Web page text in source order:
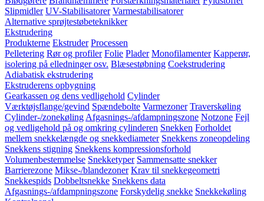
Slipmidler UV-Stabilisatorer Varmestabilisatorer
Alternative sprøjtestøbeteknikker
Ekstrudering
Produkterne Ekstruder Processen
Pelletering Rør og profiler Folie Plader Monofilamenter Kapperør,
isolering på elledninger osv. Blæsestøbning Coekstrudering
Adiabatisk ekstrudering
Ekstruderens opbygning
Gearkassen og dens vedligehold Cylinder
Værktøjsflange/gevind Spændebolte Varmezoner Traverskøling
Cylinder-/zonekøling Afgasnings-/afdampningszone Notzone Fejl
og vedligehold på og omkring cylinderen Snekken Forholdet
mellem snekkelængde og snekkediameter Snekkens zoneopdeling
Snekkens stigning Snekkens kompressionsforhold
Volumenbestemmelse Snekketyper Sammensatte snekker
Barrierezone Mikse-/blandezoner Krav til snekkegeometri
Snekkespids Dobbeltsnekke Snekkens data
Afgasnings-/afdampningszone Forskydelig snekke Snekkekøling